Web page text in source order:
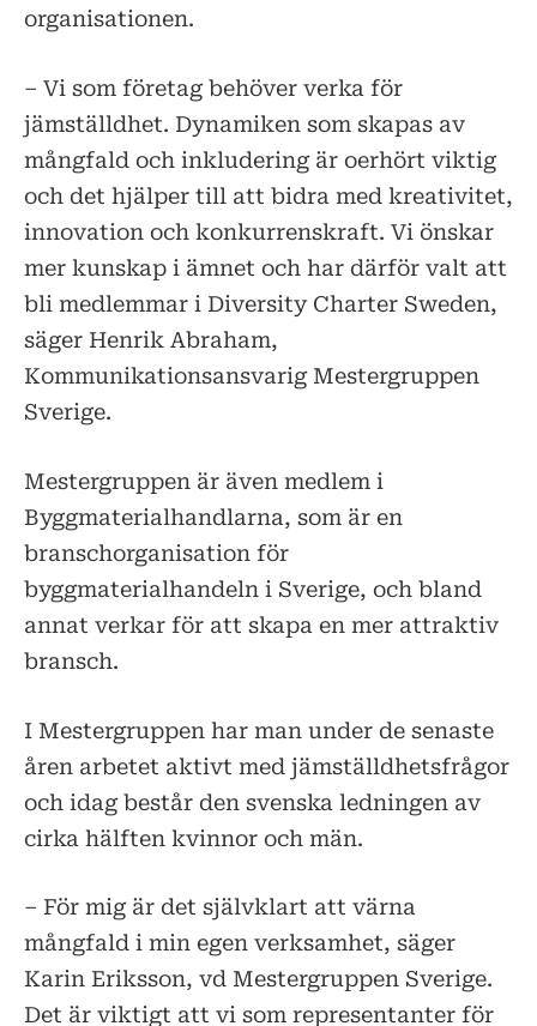
organisationen.
– Vi som företag behöver verka för
jämställdhet. Dynamiken som skapas av
mångfald och inkludering är oerhört viktig
och det hjälper till att bidra med kreativitet,
innovation och konkurrenskraft. Vi önskar
mer kunskap i ämnet och har därför valt att
bli medlemmar i Diversity Charter Sweden,
säger Henrik Abraham,
Kommunikationsansvarig Mestergruppen
Sverige.
Mestergruppen är även medlem i
Byggmaterialhandlarna, som är en
branschorganisation för
byggmaterialhandeln i Sverige, och bland
annat verkar för att skapa en mer attraktiv
bransch.
I Mestergruppen har man under de senaste
åren arbetet aktivt med jämställdhetsfrågor
och idag består den svenska ledningen av
cirka hälften kvinnor och män.
– För mig är det självklart att värna
mångfald i min egen verksamhet, säger
Karin Eriksson, vd Mestergruppen Sverige.
Det är viktigt att vi som representanter för